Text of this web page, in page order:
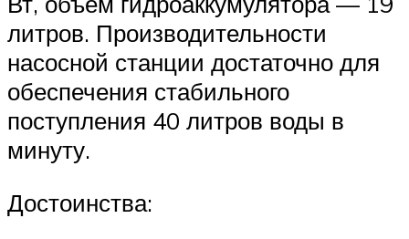
литров. Производительности
насосной станции достаточно для
обеспечения стабильного
поступления 40 литров воды в
минуту.
Достоинства: